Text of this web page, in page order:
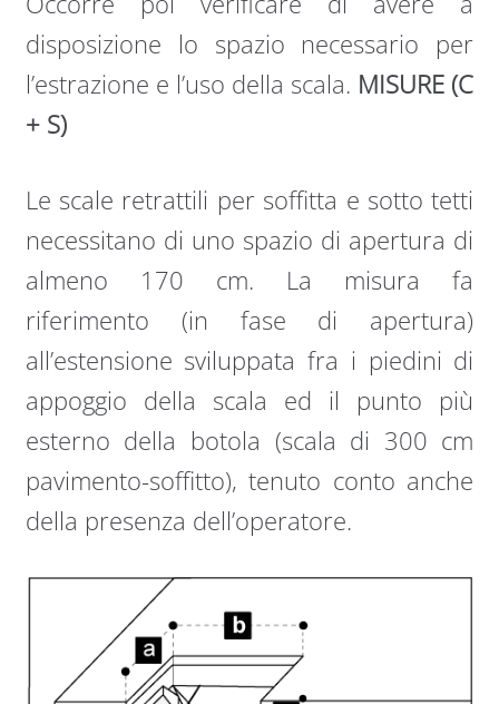
disposizione lo spazio necessario per
l’estrazione e l’uso della scala. MISURE (C
+ S)
Le scale retrattili per soffitta e sotto tetti
necessitano di uno spazio di apertura di
almeno 170 cm. La misura fa
riferimento (in fase di apertura)
all’estensione sviluppata fra i piedini di
appoggio della scala ed il punto più
esterno della botola (scala di 300 cm
pavimento-soffitto), tenuto conto anche
della presenza dell’operatore.